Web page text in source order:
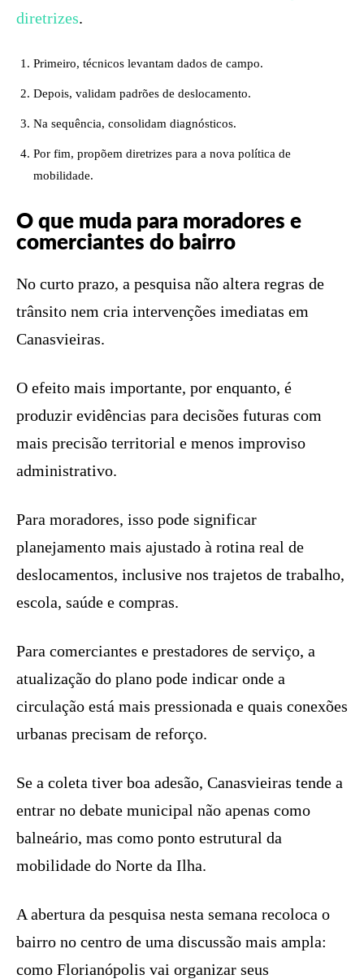
diretrizes.
Primeiro, técnicos levantam dados de campo.
Depois, validam padrões de deslocamento.
Na sequência, consolidam diagnósticos.
Por fim, propõem diretrizes para a nova política de
mobilidade.
O que muda para moradores e
comerciantes do bairro
No curto prazo, a pesquisa não altera regras de
trânsito nem cria intervenções imediatas em
Canasvieiras.
O efeito mais importante, por enquanto, é
produzir evidências para decisões futuras com
mais precisão territorial e menos improviso
administrativo.
Para moradores, isso pode significar
planejamento mais ajustado à rotina real de
deslocamentos, inclusive nos trajetos de trabalho,
escola, saúde e compras.
Para comerciantes e prestadores de serviço, a
atualização do plano pode indicar onde a
circulação está mais pressionada e quais conexões
urbanas precisam de reforço.
Se a coleta tiver boa adesão, Canasvieiras tende a
entrar no debate municipal não apenas como
balneário, mas como ponto estrutural da
mobilidade do Norte da Ilha.
A abertura da pesquisa nesta semana recoloca o
bairro no centro de uma discussão mais ampla:
como Florianópolis vai organizar seus